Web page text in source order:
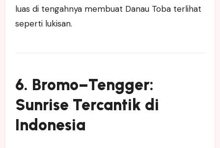
luas di tengahnya membuat Danau Toba terlihat
seperti lukisan.
6. Bromo–Tengger:
Sunrise Tercantik di
Indonesia